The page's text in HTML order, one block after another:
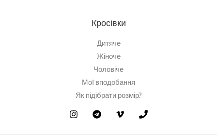
Кросівки
Дитяче
Жіноче
Чоловіче
Мої вподобання
Як підібрати розмір?